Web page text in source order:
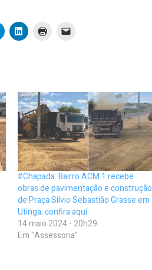
#Chapada: Bairro ACM 1 recebe
obras de pavimentação e construção
de Praça Silvio Sebastião Grasse em
Utinga; confira aqui
14 maio 2024 - 20h29
Em "Assessoria"